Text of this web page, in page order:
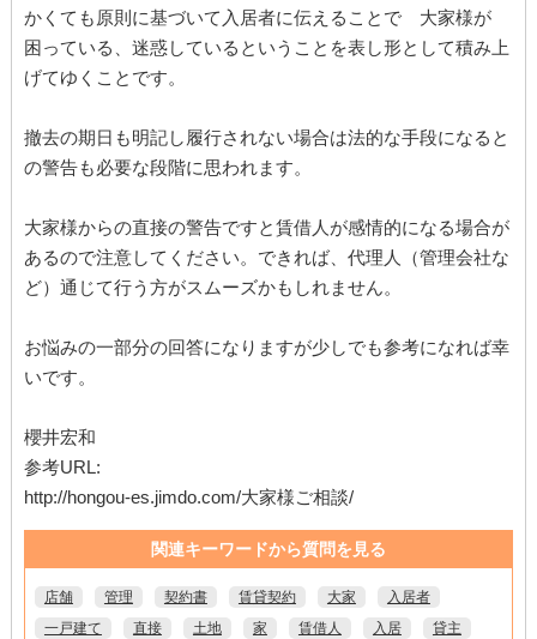
かくても原則に基づいて入居者に伝えることで 大家様が
困っている、迷惑しているということを表し形として積み上
げてゆくことです。
撤去の期日も明記し履行されない場合は法的な手段になると
の警告も必要な段階に思われます。
大家様からの直接の警告ですと賃借人が感情的になる場合が
あるので注意してください。できれば、代理人（管理会社な
ど）通じて行う方がスムーズかもしれません。
お悩みの一部分の回答になりますが少しでも参考になれば幸
いです。
櫻井宏和
参考URL:
http://hongou-es.jimdo.com/大家様ご相談/
関連キーワードから質問を見る
店舗 管理 契約書 賃貸契約 大家
入居者
一戸建て
直接 土地 家 賃借人 入居
貸主